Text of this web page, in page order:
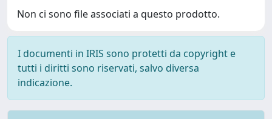
Non ci sono file associati a questo prodotto.
I documenti in IRIS sono protetti da copyright e
tutti i diritti sono riservati, salvo diversa
indicazione.